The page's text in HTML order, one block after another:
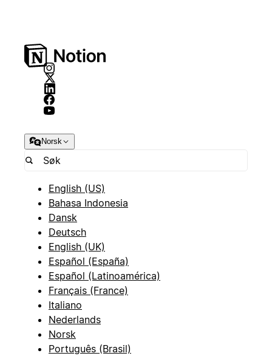
Norsk
English (US)
Bahasa Indonesia
Dansk
Deutsch
English (UK)
Español (España)
Español (Latinoamérica)
Français (France)
Italiano
Nederlands
Norsk
Português (Brasil)